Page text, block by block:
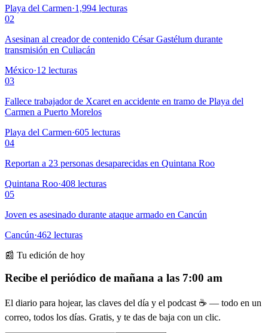
Playa del Carmen·1,994 lecturas
02
Asesinan al creador de contenido César Gastélum durante
transmisión en Culiacán
México·12 lecturas
03
Fallece trabajador de Xcaret en accidente en tramo de Playa del
Carmen a Puerto Morelos
Playa del Carmen·605 lecturas
04
Reportan a 23 personas desaparecidas en Quintana Roo
Quintana Roo·408 lecturas
05
Joven es asesinado durante ataque armado en Cancún
Cancún·462 lecturas
📰 Tu edición de hoy
Recibe el periódico de mañana a las 7:00 am
El diario para hojear, las claves del día y el podcast ☕ — todo en un
correo, todos los días. Gratis, y te das de baja con un clic.